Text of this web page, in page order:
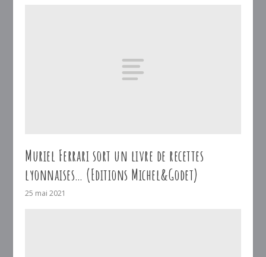
Muriel Ferrari sort un livre de recettes
lyonnaises… (Editions Michel&Godet)
25 mai 2021